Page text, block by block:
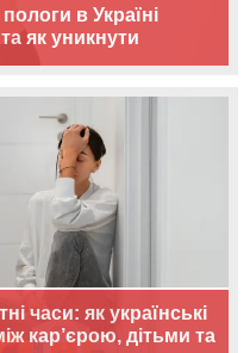
в Україні
як уникнути
часи: як українські
кар’єрою, дітьми та